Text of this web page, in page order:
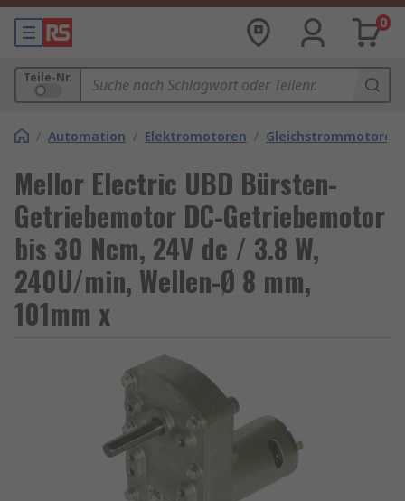
0
Teile-Nr.
/ Automation / Elektromotoren / Gleichstrommotoren
Mellor Electric UBD Bürsten-
Getriebemotor DC-Getriebemotor
bis 30 Ncm, 24V dc / 3.8 W,
240U/min, Wellen-Ø 8 mm,
101mm x